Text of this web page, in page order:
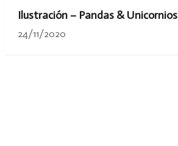
Ilustración – Pandas & Unicornios
24/11/2020